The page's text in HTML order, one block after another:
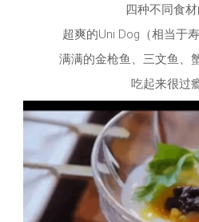
四种不同食
超爽的Uni Dog （相当于
满满的金枪鱼、三文鱼、
吃起来很过